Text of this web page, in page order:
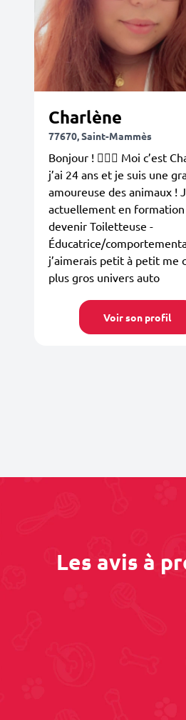
Charlène
77670, Saint-Mammès
Bonjour ! 🙋🏼‍♀️ Moi c’est
j’ai 24 ans et je suis une
amoureuse des animaux !
actuellement en
devenir Toiletteuse -
Éducatrice/
j’aimerais petit à petit me
plus gros univers auto
Voir son profil
Les avis à